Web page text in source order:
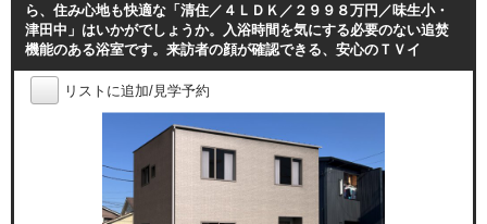
ら、住み心地も快適な「清住／４ＬＤＫ／２９９８万円／味生小・
津田中」はいかがでしょうか。入浴時間を気にする必要のない追焚
機能のある浴室です。来訪者の顔が確認できる、安心のＴＶイ
リストに追加/見学予約